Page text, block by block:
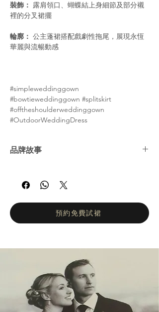
裝飾： 露肩領口、蝴蝶結上身細節及部分襯
裡的分叉裙擺
輪廓： 公主蓬裙搭配戲劇性拖尾，展現永恆
華麗與流暢動感
#simpleweddinggown
#bowtieweddinggown #splitskirt
#offtheshoulderweddinggown
#OutdoorWeddingDress
品牌故事
俄羅斯婚紗女王。自2002年以來，娜塔莉亞羅
曼諾娃的工作室一直致力於打造輕盈飄逸、凸
禮當天專注於拍攝婚紗照和享受眾人的讚美目
光，而不是忙於換裝。
預約免費試裙